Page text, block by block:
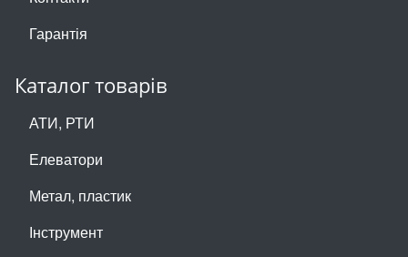
Гарантія
Каталог товарів
АТИ, РТИ
Елеватори
Метал, пластик
Інструмент